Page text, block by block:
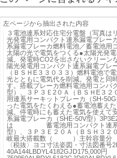
左ページから抽出された内容
３電池連系対応住宅分電盤（写真は
光発電用コンパクト連系漏電ブレー
系漏電ブレーカ燃料電池／蓄電池用
太陽の光で電気をつくる●太陽光発
減。発電時CO2を出さないクリーン
陽光発電用コンパクト連系漏電ブレ
（ＢＳＨE３３０３３）燃料電池で
光とともに電気代を削減。発電と同
す。搭載ブレーカ燃料電池用コンパ
型）、３Ｐ３Ｅ2０Ａ（ＢＳＨ
用連系サーキットブレーカ（SH-
った電気をたくわえる●蓄電池蓄え
減。停電時にも蓄えた電気を使えて
系漏電ブレーカ（SHE-50V型）
は 蓄電池用コンパクト連系サ
型）、３Ｐ３Ｅ２０Ａ（ＢＳＨ３２
岐最大搭載数（ ）主幹容量分
〈税抜〉ヨコ寸法姿図・寸法図番号
40A144LBDYL4182GJD175,000円